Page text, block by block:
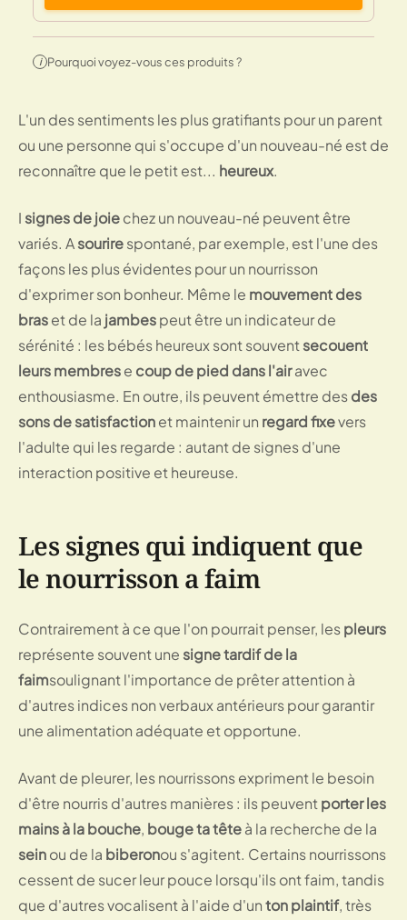
i Pourquoi voyez-vous ces produits ?
L'un des sentiments les plus gratifiants pour un parent
ou une personne qui s'occupe d'un nouveau-né est de
reconnaître que le petit est... heureux.
Isignes de joiechez un nouveau-né peuvent être
variés. Asourirespontané, par exemple, est l'une des
façons les plus évidentes pour un nourrisson
d'exprimer son bonheur. Même le mouvement des
braset de la jambespeut être un indicateur de
sérénité : les bébés heureux sont souventsecouent
leurs membrese coup de pied dans l'airavec
enthousiasme. En outre, ils peuvent émettre desdes
sons de satisfactionet maintenir un regard fixevers
l'adulte qui les regarde : autant de signes d'une
interaction positive et heureuse.
Les signes qui indiquent que
le nourrisson a faim
Contrairement à ce que l'on pourrait penser, lespleurs
représente souvent unesigne tardif de la
faimsoulignant l'importance de prêter attention à
d'autres indices non verbaux antérieurs pour garantir
une alimentation adéquate et opportune.
Avant de pleurer, les nourrissons expriment le besoin
d'être nourris d'autres manières : ils peuvent porter les
mains à la bouche, bouge ta têteà la recherche de la
seinou de la biberonou s'agitent. Certains nourrissons
cessent de sucer leur pouce lorsqu'ils ont faim, tandis
que d'autres vocalisent à l'aide d'unton plaintif, très